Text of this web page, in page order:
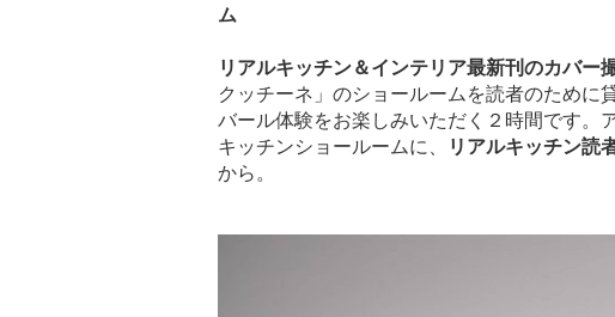
ム
リアルキッチン＆インテリア最新刊のカバー
クッチーネ」のショールームを読者のために
バール体験をお楽しみいただく２時間です。
キッチンショールームに、
リアルキッチン読
から。